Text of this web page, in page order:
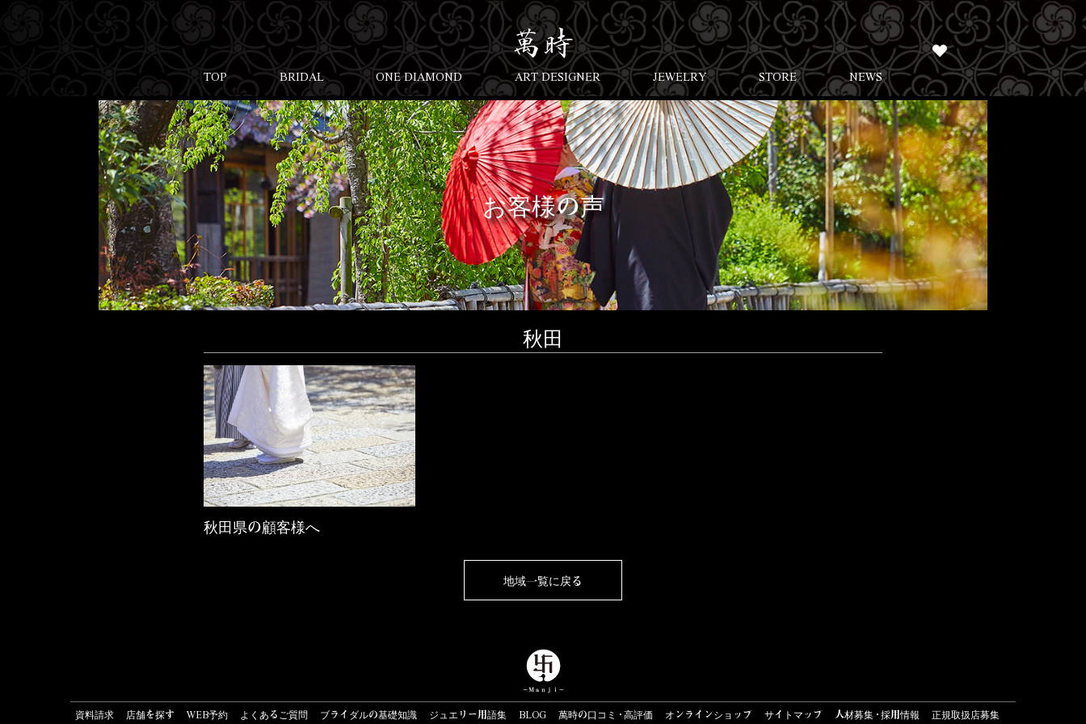
TOP BRIDAL ONE DIAMOND ART DESIGNER JEWELRY STORE NEWS
お客様の声
秋田
秋田県の顧客様へ
地域一覧に戻る
資料請求 店舗を探す WEB予約 よくあるご質問 ブライダルの基礎知識 ジュエリー用語集 BLOG 萬時の口コミ・高評価 オンラインショップ サイトマップ 人材募集・採用情報 正規取扱店募集